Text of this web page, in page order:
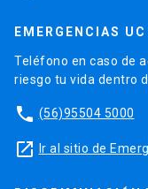
EMERGENCIAS UC
Teléfono en caso de
riesgo tu vida dentro
phone (56)95504 5000
launch Ir al sitio de